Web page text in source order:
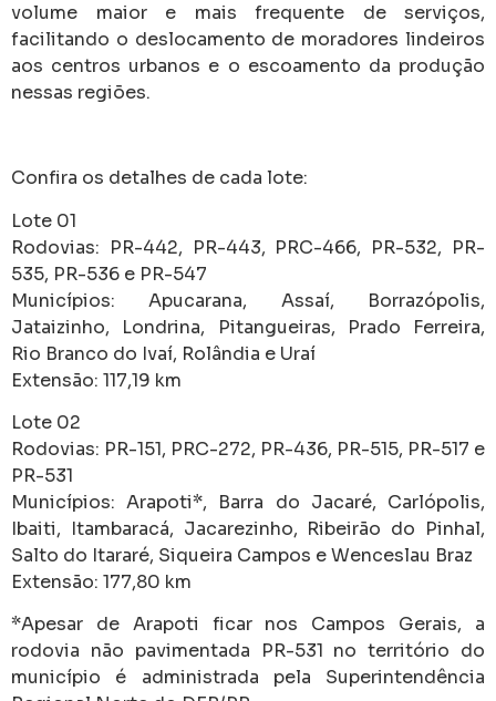
volume maior e mais frequente de serviços,
facilitando o deslocamento de moradores lindeiros
aos centros urbanos e o escoamento da produção
nessas regiões.
Confira os detalhes de cada lote:
Lote 01
Rodovias: PR-442, PR-443, PRC-466, PR-532, PR-
535, PR-536 e PR-547
Municípios: Apucarana, Assaí, Borrazópolis,
Jataizinho, Londrina, Pitangueiras, Prado Ferreira,
Rio Branco do Ivaí, Rolândia e Uraí
Extensão: 117,19 km
Lote 02
Rodovias: PR-151, PRC-272, PR-436, PR-515, PR-517 e
PR-531
Municípios: Arapoti*, Barra do Jacaré, Carlópolis,
Ibaiti, Itambaracá, Jacarezinho, Ribeirão do Pinhal,
Salto do Itararé, Siqueira Campos e Wenceslau Braz
Extensão: 177,80 km
*Apesar de Arapoti ficar nos Campos Gerais, a
rodovia não pavimentada PR-531 no território do
município é administrada pela Superintendência